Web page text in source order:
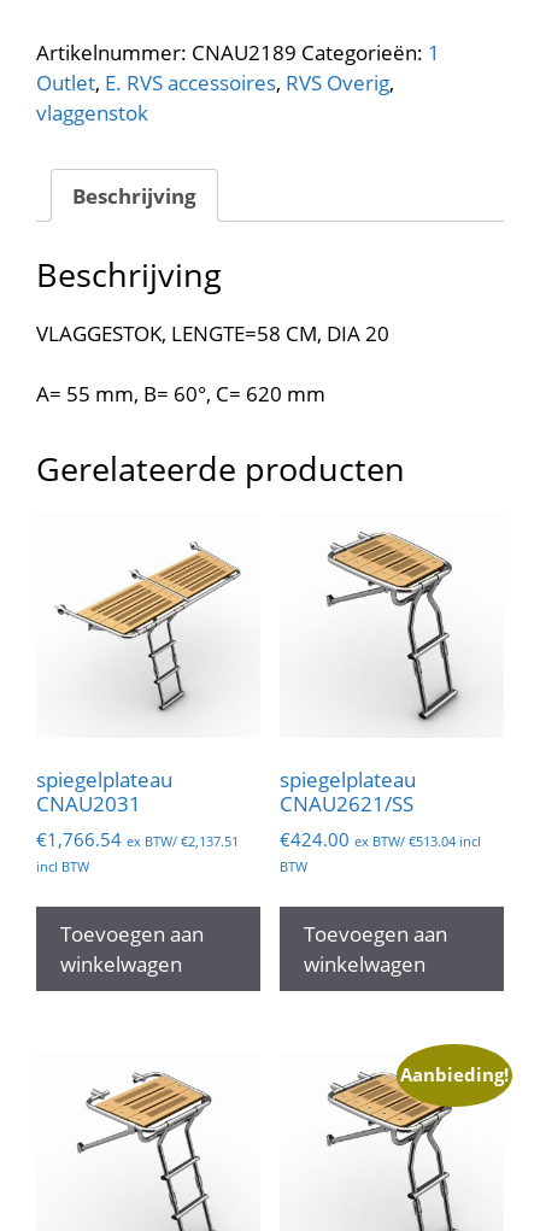
Artikelnummer: CNAU2189 Categorieën: 1
Outlet, E. RVS accessoires, RVS Overig,
vlaggenstok
Beschrijving
Beschrijving
VLAGGESTOK, LENGTE=58 CM, DIA 20
A= 55 mm, B= 60°, C= 620 mm
Gerelateerde producten
spiegelplateau
CNAU2031
€1,766.54 ex BTW/ €2,137.51
incl BTW
Toevoegen aan
winkelwagen
spiegelplateau
CNAU2621/SS
€424.00 ex BTW/ €513.04incl
BTW
Toevoegen aan
winkelwagen
Aanbieding!